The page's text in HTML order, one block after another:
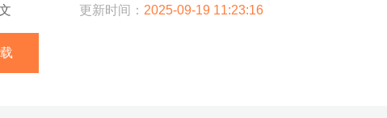
更新时间： 2025-09-19 11:23:16